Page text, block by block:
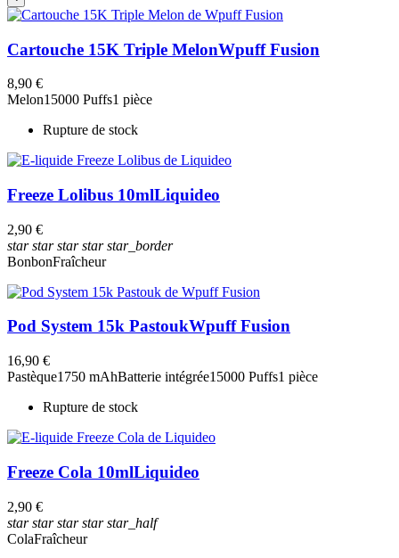
Cartouche 15K Triple MelonWpuff Fusion
8,90 €
Melon15000 Puffs1 pièce
Rupture de stock
Freeze Lolibus 10mlLiquideo
2,90 €
starstarstarstarstar_border
BonbonFraîcheur
Pod System 15k PastoukWpuff Fusion
16,90 €
Pastèque1750 mAhBatterie intégrée15000 Puffs1 pièce
Rupture de stock
Freeze Cola 10mlLiquideo
2,90 €
starstarstarstarstar_half
ColaFraîcheur